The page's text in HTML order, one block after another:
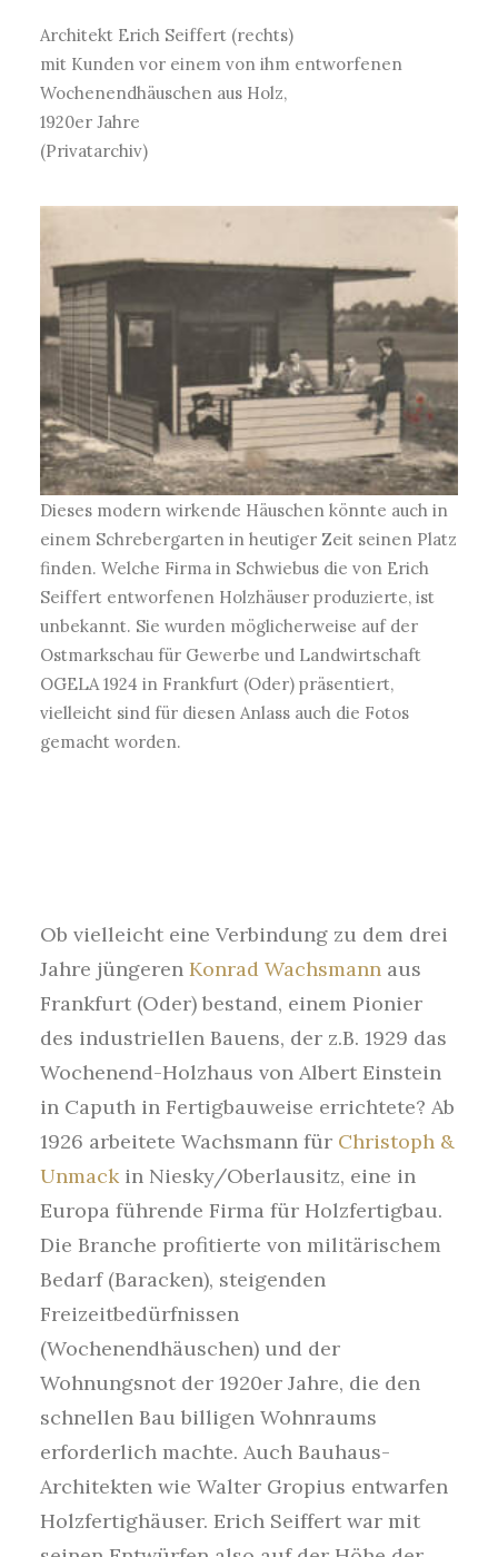
Architekt Erich Seiffert (rechts)
mit Kunden vor einem von ihm entworfenen
Wochenendhäuschen aus Holz,
1920er Jahre
(Privatarchiv)
Dieses modern wirkende Häuschen könnte auch in
einem Schrebergarten in heutiger Zeit seinen Platz
finden. Welche Firma in Schwiebus die von Erich
Seiffert entworfenen Holzhäuser produzierte, ist
unbekannt. Sie wurden möglicherweise auf der
Ostmarkschau für Gewerbe und Landwirtschaft
OGELA 1924 in Frankfurt (Oder) präsentiert,
vielleicht sind für diesen Anlass auch die Fotos
gemacht worden.
Ob vielleicht eine Verbindung zu dem drei
Jahre jüngeren Konrad Wachsmann aus
Frankfurt (Oder) bestand, einem Pionier
des industriellen Bauens, der z.B. 1929 das
Wochenend-Holzhaus von Albert Einstein
in Caputh in Fertigbauweise errichtete? Ab
1926 arbeitete Wachsmann für Christoph &
Unmack in Niesky/Oberlausitz, eine in
Europa führende Firma für Holzfertigbau.
Die Branche profitierte von militärischem
Bedarf (Baracken), steigenden
Freizeitbedürfnissen
(Wochenendhäuschen) und der
Wohnungsnot der 1920er Jahre, die den
schnellen Bau billigen Wohnraums
erforderlich machte. Auch Bauhaus-
Architekten wie Walter Gropius entwarfen
Holzfertighäuser. Erich Seiffert war mit